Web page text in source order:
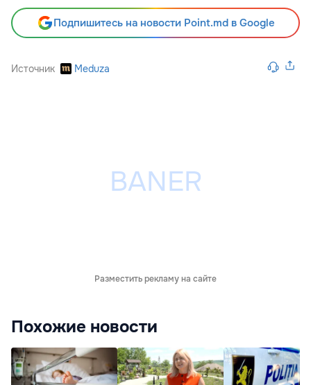
Подпишитесь на новости Point.md в Google
Источник Meduza
Разместить рекламу на сайте
Похожие новости